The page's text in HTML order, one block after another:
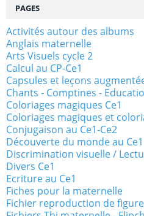
PAGES
Activités autour des albums
Anglais maternelle
Arts Visuels cycle 2
Calcul au CP-Ce1
Capsules et leçons
Chants - Comptines -
Coloriages magiques Ce1
Coloriages magiques et
Conjugaison au Ce1-Ce2
Découverte du monde au Ce1
Discrimination visuelle /
Divers Ce1
Ecriture au Ce1
Fiches pour la maternelle
Fichier reproduction de